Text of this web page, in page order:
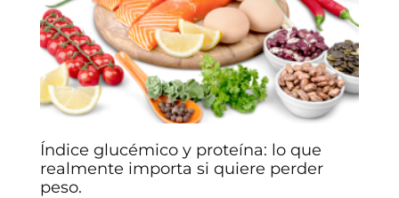
Índice glucémico y proteína: lo que
realmente importa si quiere perder
peso.